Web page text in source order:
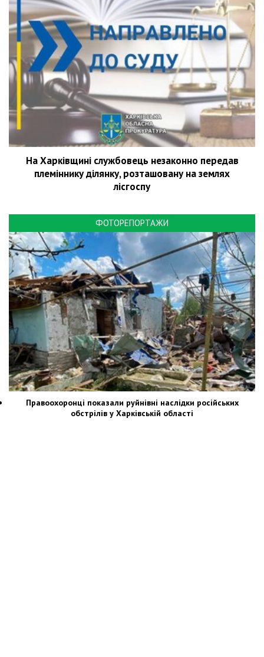
На Харківщині службовець незаконно передав
племіннику ділянку, розташовану на землях
лісгоспу
ФОТОРЕПОРТАЖИ
Правоохоронці показали руйнівні наслідки російських
обстрілів у Харківській області